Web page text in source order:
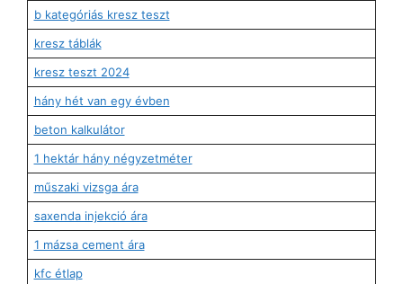
b kategóriás kresz teszt
kresz táblák
kresz teszt 2024
hány hét van egy évben
beton kalkulátor
1 hektár hány négyzetméter
műszaki vizsga ára
saxenda injekció ára
1 mázsa cement ára
kfc étlap